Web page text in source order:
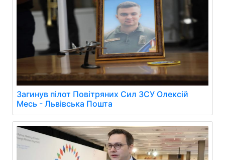
Загинув пілот Повітряних Сил ЗСУ Олексій
Месь - Львівська Пошта